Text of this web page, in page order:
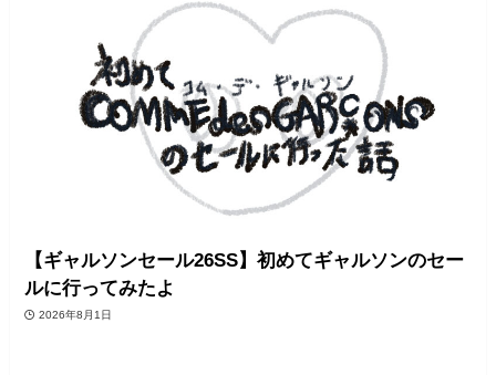
【ギャルソンセール26SS】初めてギャルソンのセー
ルに行ってみたよ
2026年8月1日